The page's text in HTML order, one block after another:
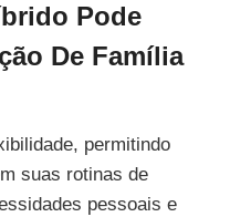
Pode
De Família
permitindo
suas rotinas de
pessoais e